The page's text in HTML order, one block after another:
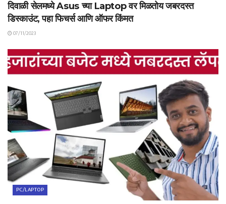
दिवाळी सेलमध्ये Asus च्या Laptop वर मिळतोय जबरदस्त
डिस्काउंट, पहा फिचर्स आणि ऑफर किंमत
07/11/2023
PC/LAPTOP